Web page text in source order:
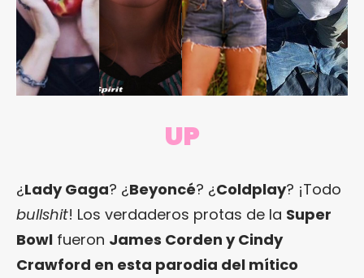
UP
¿Lady Gaga? ¿Beyoncé? ¿Coldplay? ¡Todo
bullshit! Los verdaderos protas de la Super
Bowl fueron James Corden y Cindy
Crawford en esta parodia del mítico